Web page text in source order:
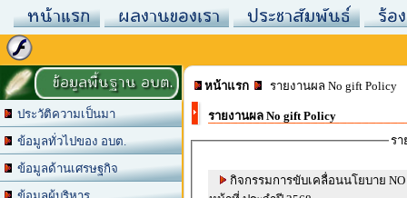
หน้าแรก ผลงานของเรา ประชาสัมพันธ์ ร้อ
ข้อมูลพื้นฐาน อบต.
ประวัติความเป็นมา
ข้อมูลทั่วไปของ อบต.
ข้อมูลด้านเศรษฐกิจ
หน้าแรก รายงานผล No gift Policy
รายงานผล No gift Policy
รา
กิจกรรมการขับเคลื่อนนโยบาย